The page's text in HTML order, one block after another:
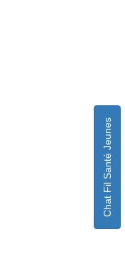
Chat Fil Santé Jeunes